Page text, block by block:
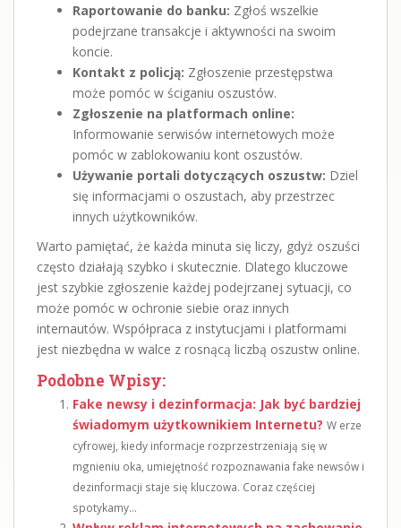
Raportowanie do banku: Zgłoś wszelkie
podejrzane transakcje i aktywności na swoim
koncie.
Kontakt z policją: Zgłoszenie przestępstwa
może pomóc w ściganiu oszustów.
Zgłoszenie na platformach online:
Informowanie serwisów internetowych może
pomóc w zablokowaniu kont oszustów.
Używanie portali dotyczących oszustw: Dziel
się informacjami o oszustach, aby przestrzec
innych użytkowników.
Warto pamiętać, że każda minuta się liczy, gdyż oszuści
często działają szybko i skutecznie. Dlatego kluczowe
jest szybkie zgłoszenie każdej podejrzanej sytuacji, co
może pomóc w ochronie siebie oraz innych
internautów. Współpraca z instytucjami i platformami
jest niezbędna w walce z rosnącą liczbą oszustw online.
Podobne Wpisy:
Fake newsy i dezinformacja: Jak być bardziej
świadomym użytkownikiem Internetu? W erze
cyfrowej, kiedy informacje rozprzestrzeniają się w
mgnieniu oka, umiejętność rozpoznawania fake newsów i
dezinformacji staje się kluczowa. Coraz częściej
spotykamy...